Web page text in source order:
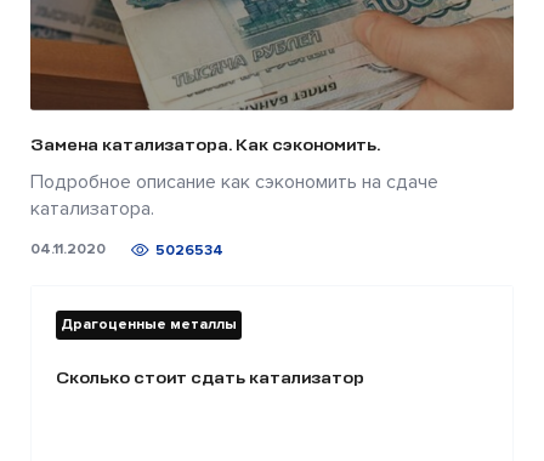
Замена катализатора. Как сэкономить.
Подробное описание как сэкономить на сдаче
катализатора.
04.11.2020 5026534
Драгоценные металлы
Сколько стоит сдать катализатор